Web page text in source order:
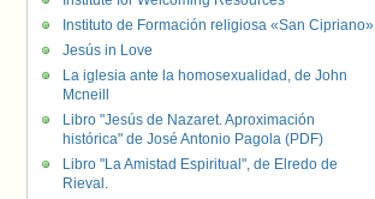
Instituto de Formación religiosa «San Cipriano»
Jesús in Love
La iglesia ante la homosexualidad, de John
Mcneill
Libro "Jesús de Nazaret. Aproximación
histórica" de José Antonio Pagola (PDF)
Libro "La Amistad Espiritual", de Elredo de
Rieval.